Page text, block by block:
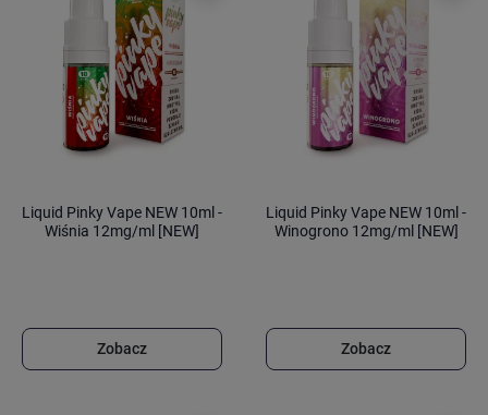
Liquid Pinky Vape NEW 10ml -
Wiśnia 12mg/ml [NEW]
Zobacz
Liquid Pinky Vape NEW 10ml -
Winogrono 12mg/ml [NEW]
Zobacz